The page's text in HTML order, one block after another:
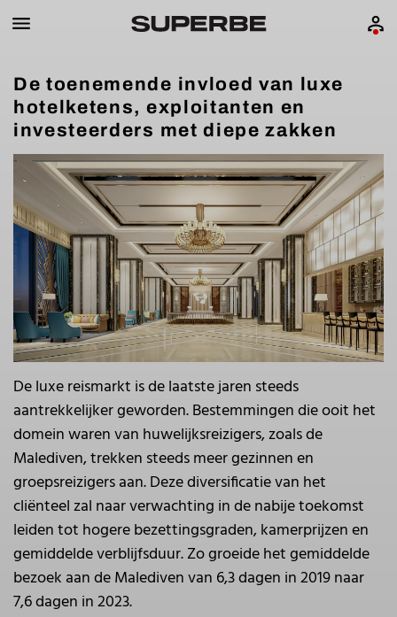
De toenemende invloed van luxe
hotelketens, exploitanten en
investeerders met diepe zakken
De luxe reismarkt is de laatste jaren steeds
aantrekkelijker geworden. Bestemmingen die ooit het
domein waren van huwelijksreizigers, zoals de
Malediven, trekken steeds meer gezinnen en
groepsreizigers aan. Deze diversificatie van het
cliënteel zal naar verwachting in de nabije toekomst
leiden tot hogere bezettingsgraden, kamerprijzen en
gemiddelde verblijfsduur. Zo groeide het gemiddelde
bezoek aan de Malediven van 6,3 dagen in 2019 naar
7,6 dagen in 2023.